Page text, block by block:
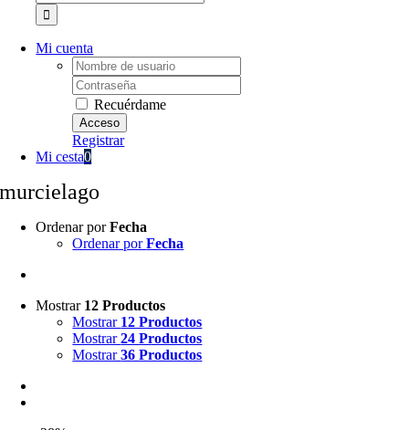
Mi cuenta
Username:
Password:
Recuérdame
Registrar
Mi cesta0
murcielago
Ordenar porFecha
Ordenar porFecha
Mostrar 12 Productos
Mostrar 12 Productos
Mostrar24 Productos
Mostrar36 Productos